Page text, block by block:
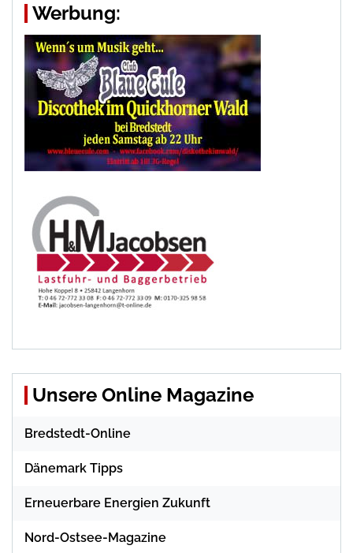
Werbung:
Unsere Online Magazine
Bredstedt-Online
Dänemark Tipps
Erneuerbare Energien Zukunft
Nord-Ostsee-Magazine